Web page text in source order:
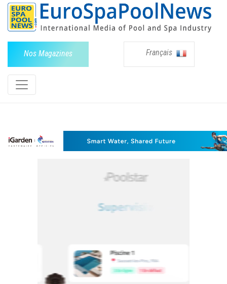
Nos Magazines Français